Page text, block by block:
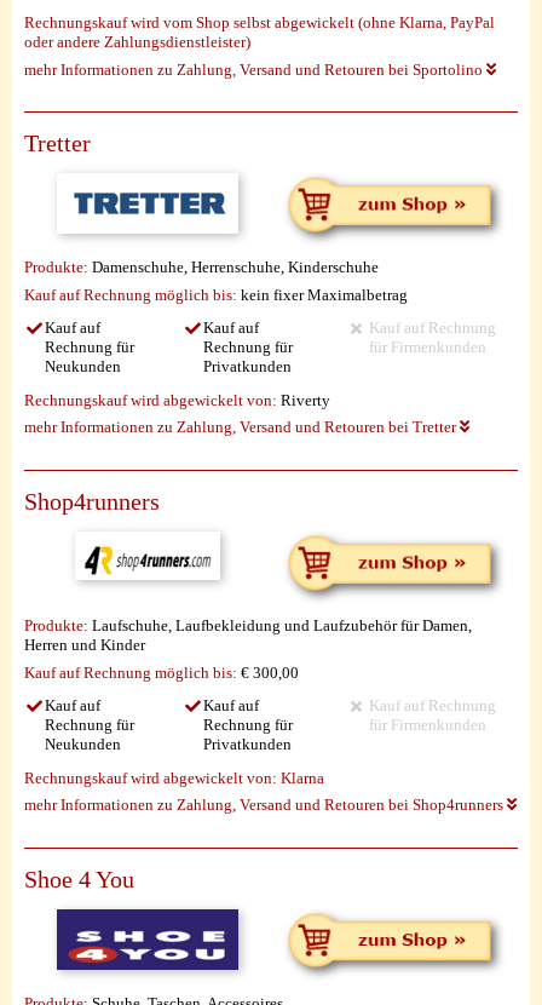
Rechnungskauf wird vom Shop selbst abgewickelt (ohne Klarna, PayPal
oder andere Zahlungsdienstleister)
mehr Informationen zu Zahlung, Versand und Retouren bei Sportolino
Tretter
Produkte: Damenschuhe, Herrenschuhe, Kinderschuhe
Kauf auf Rechnung möglich bis: kein fixer Maximalbetrag
Kauf auf
Rechnung für
Neukunden
Kauf auf
Rechnung für
Privatkunden
Kauf auf Rechnung
für Firmenkunden
Rechnungskauf wird abgewickelt von: Riverty
mehr Informationen zu Zahlung, Versand und Retouren bei Tretter
Shop4runners
Produkte: Laufschuhe, Laufbekleidung und Laufzubehör für Damen,
Herren und Kinder
Kauf auf Rechnung möglich bis: € 300,00
Kauf auf
Rechnung für
Neukunden
Kauf auf
Rechnung für
Privatkunden
Kauf auf Rechnung
für Firmenkunden
Rechnungskauf wird abgewickelt von: Klarna
mehr Informationen zu Zahlung, Versand und Retouren bei Shop4runners
Shoe 4 You